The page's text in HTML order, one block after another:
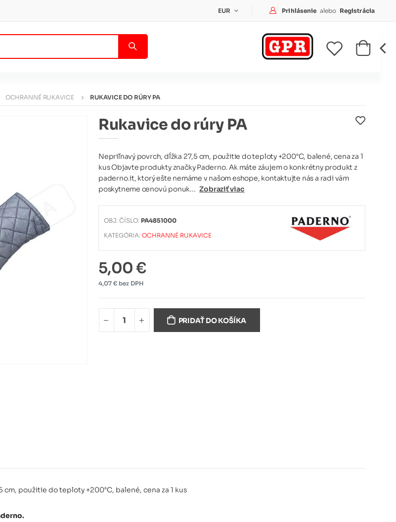
EUR Prihlásenie
Prihlásenie alebo Registrácia
OCHRANNÉ RUKAVICE RUKAVICE DO RÚRY PA
Rukavice do rúry PA
Nepriľnavý povrch, dĺžka 27,5 cm, použitie do teploty +200°C, balené, cena za 1
kus Objavte produkty značky Paderno. Ak máte záujem o konkrétny produkt z
paderno.it, ktorý ešte nemáme v našom eshope, kontaktujte nás a radi vám
poskytneme cenovú ponuk... Zobraziť viac
OBJ. ČÍSLO: PA4851000
KATEGÓRIA:OCHRANNÉ RUKAVICE
5,00 €
4,07 € bez DPH
PRIDAŤ DO KOŠÍKA
použitie do teploty +200°C, balené, cena za 1 kus